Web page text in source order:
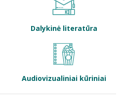
Dalykinė literatūra
Audiovizualiniai kūriniai